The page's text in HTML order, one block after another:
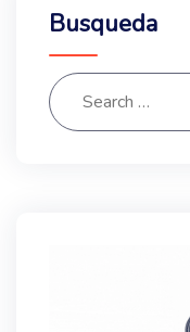
Busqueda